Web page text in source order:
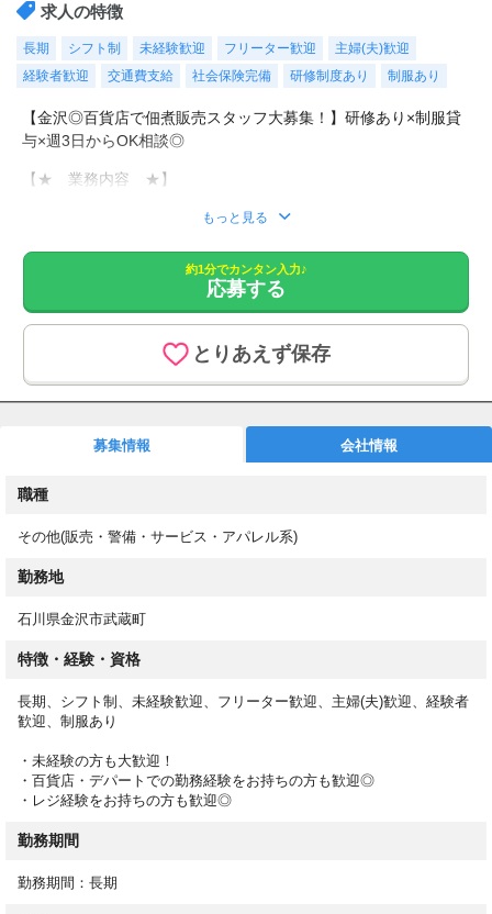
＊長期（3ヶ月以上）のお仕事です！
求人の特徴
長期 シフト制 未経験歓迎 フリーター歓迎
主婦(夫)歓迎
経験者歓迎
交通費支給 社会保険完備 研修制度あり 制服あり
【金沢◎百貨店で佃煮販売スタッフ大募集！】研修あり×制服貸
与×週3日からOK相談◎
【★ 業務内容 ★】
◆◇◆◇◆◇◆◇◆◇◆◇◆◇◆◇
金沢市内の百貨店で
研修あり×制服貸与×週3日からOK◎
◆◇◆◇◆◇◆◇◆◇◆◇◆◇◆◇
金沢市内の百貨店にて、
お客様へのお声がけから
ラッピングまで担当します。
■ お仕事内容
・お客様へのお声がけ・接客
・レジ
■ このお仕事のポイント
◎ 丁寧な研修あり
◎ 制服貸与あり
◎ 週3日など勤務日数相談OK
■ こんな方が活躍中！
・レジ経験をお持ちの方も歓迎◎
もっと見る
とりあえず保存
約1分でカンタン入力♪
応募する
募集情報 会社情報
職種
その他(販売・警備・サービス・アパレル系)
勤務地
石川県金沢市武蔵町
特徴・経験・資格
長期、シフト制、未経験歓迎、フリーター歓迎、主婦(夫)歓迎、経験者
歓迎、制服あり
・未経験の方も大歓迎！
・百貨店・デパートでの勤務経験をお持ちの方も歓迎◎
・レジ経験をお持ちの方も歓迎◎
勤務期間
勤務期間：長期